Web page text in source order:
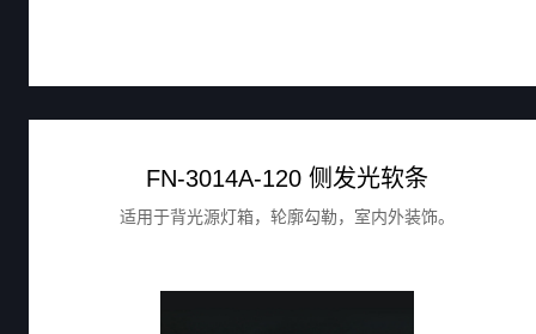
FN-3014A-120 侧发光软条
适用于背光源灯箱，轮廓勾勒，室内外装饰。